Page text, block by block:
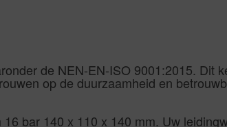
de NEN-EN-ISO 9001:2015. Dit
op de duurzaamheid en
bar 140 x 110 x 140 mm. Uw